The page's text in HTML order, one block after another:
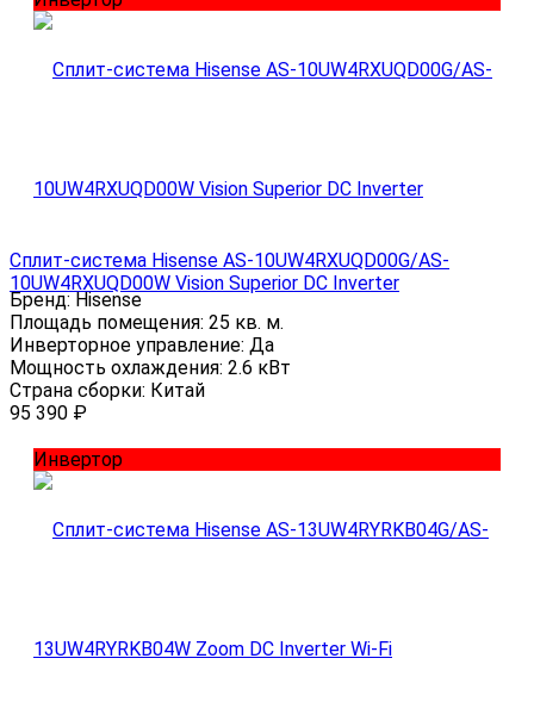
Сплит-система Hisense AS-10UW4RXUQD00G/AS-
10UW4RXUQD00W Vision Superior DC Inverter
Бренд: Hisense
Площадь помещения: 25 кв. м.
Инверторное управление: Да
Мощность охлаждения: 2.6 кВт
Страна сборки: Китай
95 390 ₽
Инвертор